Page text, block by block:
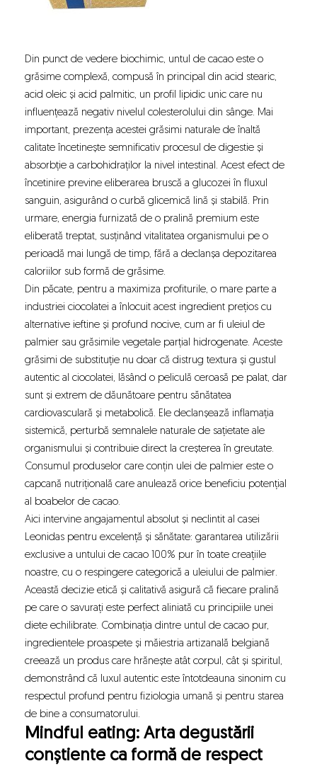
Din punct de vedere biochimic, untul de cacao este o
grăsime complexă, compusă în principal din acid stearic,
acid oleic și acid palmitic, un profil lipidic unic care nu
influențează negativ nivelul colesterolului din sânge. Mai
important, prezența acestei grăsimi naturale de înaltă
calitate încetinește semnificativ procesul de digestie și
absorbție a carbohidraților la nivel intestinal. Acest efect de
încetinire previne eliberarea bruscă a glucozei în fluxul
sanguin, asigurând o curbă glicemică lină și stabilă. Prin
urmare, energia furnizată de o pralină premium este
eliberată treptat, susținând vitalitatea organismului pe o
perioadă mai lungă de timp, fără a declanșa depozitarea
caloriilor sub formă de grăsime.
Din păcate, pentru a maximiza profiturile, o mare parte a
industriei ciocolatei a înlocuit acest ingredient prețios cu
alternative ieftine și profund nocive, cum ar fi uleiul de
palmier sau grăsimile vegetale parțial hidrogenate. Aceste
grăsimi de substituție nu doar că distrug textura și gustul
autentic al ciocolatei, lăsând o peliculă ceroasă pe palat, dar
sunt și extrem de dăunătoare pentru sănătatea
cardiovasculară și metabolică. Ele declanșează inflamația
sistemică, perturbă semnalele naturale de sațietate ale
organismului și contribuie direct la creșterea în greutate.
Consumul produselor care conțin ulei de palmier este o
capcană nutrițională care anulează orice beneficiu potențial
al boabelor de cacao.
Aici intervine angajamentul absolut și neclintit al casei
Leonidas pentru excelență și sănătate: garantarea utilizării
exclusive a untului de cacao 100% pur în toate creațiile
noastre, cu o respingere categorică a uleiului de palmier.
Această decizie etică și calitativă asigură că fiecare pralină
pe care o savurați este perfect aliniată cu principiile unei
diete echilibrate. Combinația dintre untul de cacao pur,
ingredientele proaspete și măiestria artizanală belgiană
creează un produs care hrănește atât corpul, cât și spiritul,
demonstrând că luxul autentic este întotdeauna sinonim cu
respectul profund pentru fiziologia umană și pentru starea
de bine a consumatorului.
Mindful eating: Arta degustării
conștiente ca formă de respect